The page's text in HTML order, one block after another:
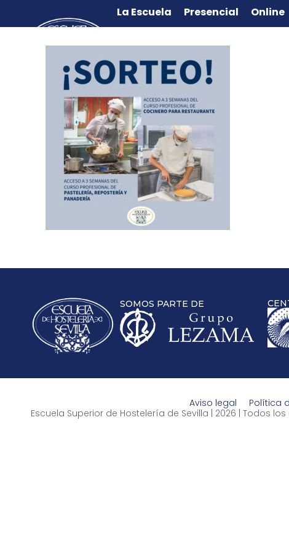
La Escuela Presencial Online
SOMOS PARTE DE
Aviso legal Política
Escuela Superior de Hostelería de Sevilla | 2026 | Todos